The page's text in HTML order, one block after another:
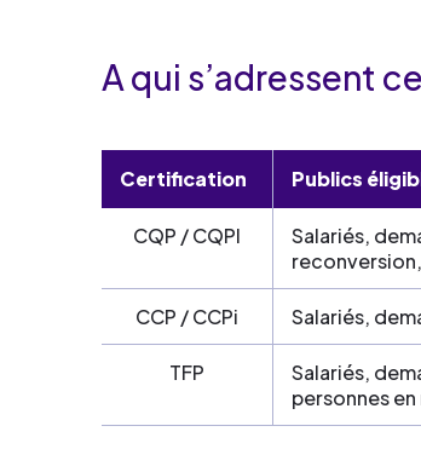
A qui s’adressent
Certification Publics
CQP / CQPI
Salariés,
CCP / CCPi Salariés,
TFP
Salariés,
personnes